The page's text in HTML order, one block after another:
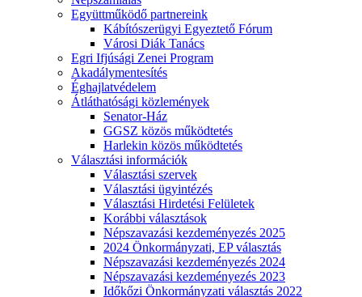
Együttműködő partnereink
Kábítószerügyi Egyeztető Fórum
Városi Diák Tanács
Egri Ifjúsági Zenei Program
Akadálymentesítés
Éghajlatvédelem
Átláthatósági közlemények
Senator-Ház
GGSZ közös működtetés
Harlekin közös működtetés
Választási információk
Választási szervek
Választási ügyintézés
Választási Hirdetési Felületek
Korábbi választások
Népszavazási kezdeményezés 2025
2024 Önkormányzati, EP választás
Népszavazási kezdeményezés 2024
Népszavazási kezdeményezés 2023
Időkőzi Önkormányzati választás 2022